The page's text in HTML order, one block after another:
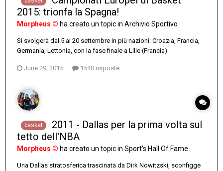
2015: trionfa la Spagna!
Morpheus © ha creato un topic in Archivio Sportivo
Si svolgerà dal 5 al 20 settembre in più nazioni: Croazia, Francia,
Germania, Lettonia, con la fase finale a Lille (Francia)
June 29, 2015 1540 risposte
basket
2011 - Dallas per la prima volta sul
tetto dell'NBA
Morpheus © ha creato un topic in Sport's Hall Of Fame
Una Dallas stratosferica trascinata da Dirk Nowitzski, sconfigge